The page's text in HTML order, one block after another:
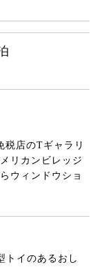
税店のTギャラリ
リカンビレッジ
ウィンドウショ
トイのあるおし